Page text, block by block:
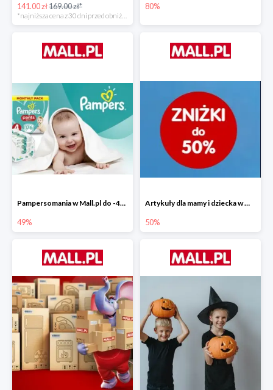
141.00 zł169.00 zł* 80%
Pampersomania w Mall.pl do -49%
49%
Artykuły dla mamy i dziecka w Mall.pl do -50%
50%